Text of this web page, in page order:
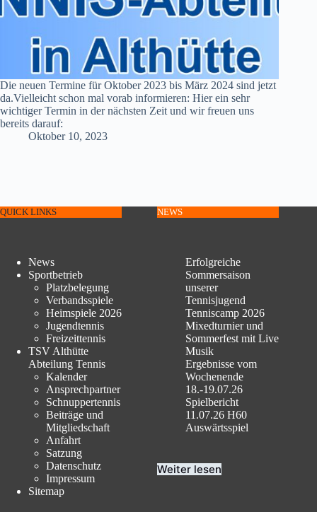
Die neuen Termine für Oktober 2023 bis März 2024 sind jetzt
da.Vielleicht schon mal vorab informieren: Hier ein sehr
wichtiger Termin in der nächsten Zeit und wir freuen uns
bereits darauf:
Oktober 10, 2023
QUICK LINKS
News
Sportbetrieb
Platzbelegung
Verbandsspiele
Heimspiele 2026
Jugendtennis
Freizeittennis
TSV Althütte
Abteilung Tennis
Kalender
Ansprechpartner
Schnuppertennis
Beiträge und
Mitgliedschaft
Anfahrt
Satzung
Datenschutz
Impressum
Sitemap
NEWS
Erfolgreiche
Sommersaison
unserer
Tennisjugend
Tenniscamp 2026
Mixedturnier und
Sommerfest mit Live
Musik
Ergebnisse vom
Wochenende
18.-19.07.26
Spielbericht
11.07.26 H60
Auswärtsspiel
Weiter lesen